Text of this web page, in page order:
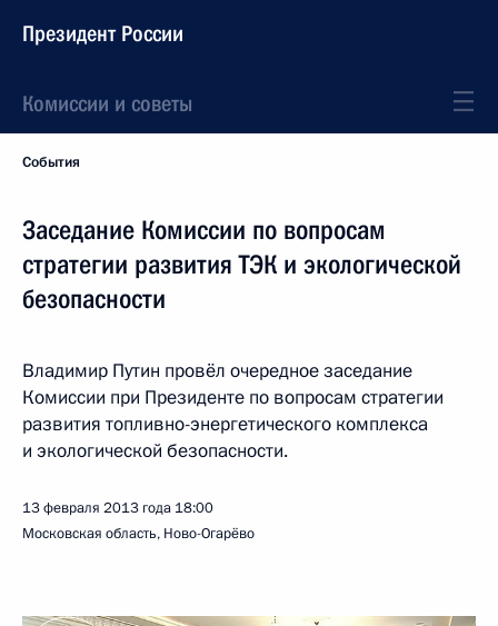
Президент России
Комиссии и советы
События
Заседание Комиссии по вопросам
стратегии развития ТЭК и экологической
безопасности
Владимир Путин провёл очередное заседание
Комиссии при Президенте по вопросам стратегии
развития топливно-энергетического комплекса
и экологической безопасности.
13 февраля 2013 года 18:00
Московская область, Ново-Огарёво